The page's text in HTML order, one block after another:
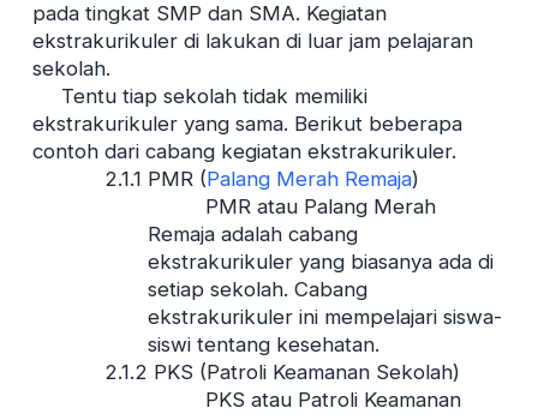
pada tingkat SMP dan SMA. Kegiatan
ekstrakurikuler di lakukan di luar jam pelajaran
sekolah.
Tentu tiap sekolah tidak memiliki
ekstrakurikuler yang sama. Berikut beberapa
contoh dari cabang kegiatan ekstrakurikuler.
2.1.1 PMR (Palang Merah Remaja)
PMR atau Palang Merah
Remaja adalah cabang
ekstrakurikuler yang biasanya ada di
setiap sekolah. Cabang
ekstrakurikuler ini mempelajari siswa-
siswi tentang kesehatan.
2.1.2 PKS (Patroli Keamanan Sekolah)
PKS atau Patroli Keamanan